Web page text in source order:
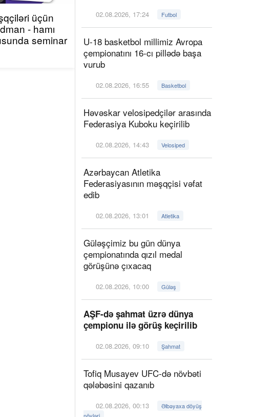
üçün
- hamı
seminar
02.08.2026, 17:24 Futbol
U-18 basketbol millimiz Avropa
çempionatını 16-cı pillədə başa
vurub
02.08.2026, 16:55 Basketbol
Həvəskar velosipedçilər arasında
Federasiya Kuboku keçirilib
02.08.2026, 14:43 Velosiped
Azərbaycan Atletika
Federasiyasının məşqçisi vəfat
edib
02.08.2026, 13:01 Atletika
Güləşçimiz bu gün dünya
çempionatında qızıl medal
görüşünə çıxacaq
02.08.2026, 10:00 Güləş
AŞF-də şahmat üzrə dünya
çempionu ilə görüş keçirilib
02.08.2026, 09:10 Şahmat
Tofiq Musayev UFC-də növbəti
qələbəsini qazanıb
02.08.2026, 00:13
Əlbəyaxa döyüş